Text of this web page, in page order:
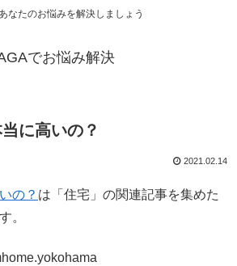
なたのお悩みを解決しましょう
でお悩み解決
に高いの？
2021.02.14
の？ は「住宅」の関連記事を集めた
。